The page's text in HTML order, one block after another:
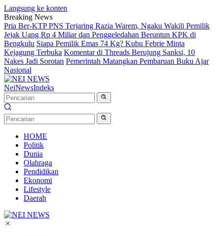
Langsung ke konten
Breaking News
Pria Ber-KTP PNS Terjaring Razia Warem, Ngaku Wakili Pemilik
Jejak Uang Rp 4 Miliar dan Penggeledahan Beruntun KPK di
Bengkulu Siapa Pemilik Emas 74 Kg? Kubu Febrie Minta
Kejagung Terbuka Komentar di Threads Berujung Sanksi, 10
Nakes Jadi Sorotan Pemerintah Matangkan Pembaruan Buku Ajar
Nasional
NeiNewsIndeks
HOME
Politik
Dunia
Olahraga
Pendidikan
Ekonomi
Lifestyle
Daerah